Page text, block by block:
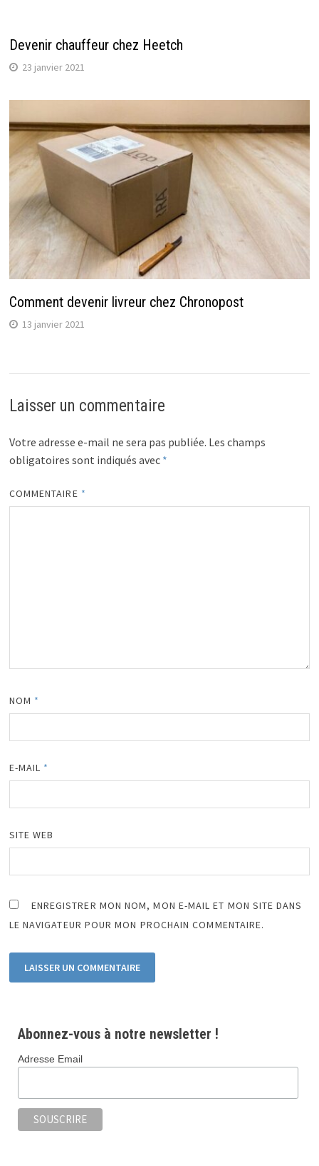
Devenir chauffeur chez Heetch
23 janvier 2021
Comment devenir livreur chez Chronopost
13 janvier 2021
Laisser un commentaire
Votre adresse e-mail ne sera pas publiée. Les champs
obligatoires sont indiqués avec *
COMMENTAIRE *
NOM *
E-MAIL *
SITE WEB
ENREGISTRER MON NOM, MON E-MAIL ET MON SITE DANS
LE NAVIGATEUR POUR MON PROCHAIN COMMENTAIRE.
Abonnez-vous à notre newsletter !
Adresse Email